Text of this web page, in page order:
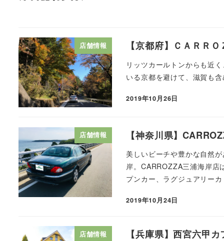
店舗情報 【京都府】ＣＡＲＲ
リッツカールトンからも近
いる京都を避けて、滋賀も
2019年10月26日
店舗情報 【神奈川県】
美しいビーチや豊かな自然
岸。CARROZZA三浦海岸店
プンカー、ラグジュアリー
2019年10月24日
店舗情報 【兵庫県】西宮六甲